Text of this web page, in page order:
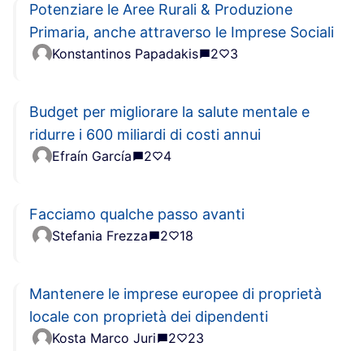
Potenziare le Aree Rurali & Produzione
Primaria, anche attraverso le Imprese Sociali
Konstantinos Papadakis 2 3
Budget per migliorare la salute mentale e
ridurre i 600 miliardi di costi annui
Efraín García 2 4
Facciamo qualche passo avanti
Stefania Frezza 2 18
Mantenere le imprese europee di proprietà
locale con proprietà dei dipendenti
Kosta Marco Juri 2 23